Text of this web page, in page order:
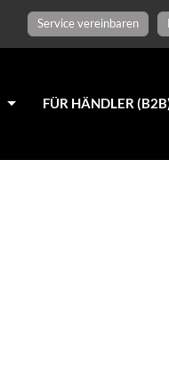
Service vereinbaren
FÜR HÄNDLER